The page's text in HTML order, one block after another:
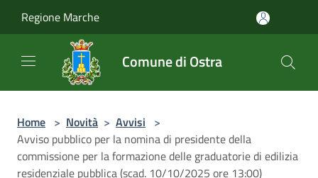
Regione Marche
Comune di Ostra
Home > Novità > Avvisi >
Avviso pubblico per la nomina di presidente della
commissione per la formazione delle graduatorie di edilizia
residenziale pubblica (scad. 10/10/2025 ore 13:00)